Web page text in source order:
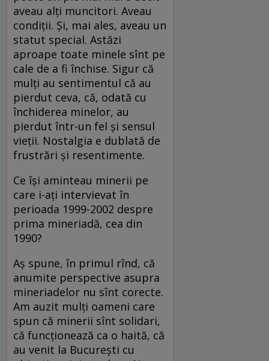
aveau alţi muncitori. Aveau
condiţii. Şi, mai ales, aveau un
statut special. Astăzi
aproape toate minele sînt pe
cale de a fi închise. Sigur că
mulţi au sentimentul că au
pierdut ceva, că, odată cu
închiderea minelor, au
pierdut într-un fel şi sensul
vieţii. Nostalgia e dublată de
frustrări şi resentimente.
Ce îşi aminteau minerii pe
care i-aţi intervievat în
perioada 1999-2002 despre
prima mineriadă, cea din
1990?
Aş spune, în primul rînd, că
anumite perspective asupra
mineriadelor nu sînt corecte.
Am auzit mulţi oameni care
spun că minerii sînt solidari,
că funcţionează ca o haită, că
au venit la Bucureşti cu